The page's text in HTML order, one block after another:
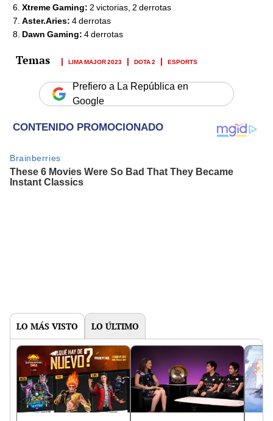
Xtreme Gaming: 2 victorias, 2 derrotas
Aster.Aries: 4 derrotas
Dawn Gaming: 4 derrotas
LIMA MAJOR 2023 DOTA 2 ESPORTS
Prefiero a La República en
Google
LO MÁS VISTO LO ÚLTIMO